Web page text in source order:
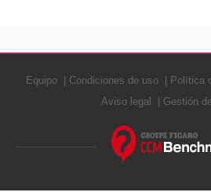
Equipo Condiciones de uso Política
Aviso legal
Gestión